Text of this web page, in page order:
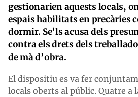
gestionarien aquests locals,
espais habilitats en precàries
dormir. Se’ls acusa dels
contra els drets dels
de mà d’obra.
El dispositiu es va fer
locals oberts al públic. Quatre a